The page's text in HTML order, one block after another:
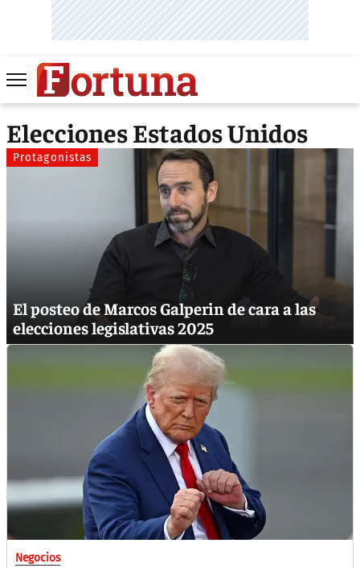
Elecciones Estados Unidos
Protagonistas
El posteo de Marcos Galperin de cara a las
elecciones legislativas 2025
Negocios